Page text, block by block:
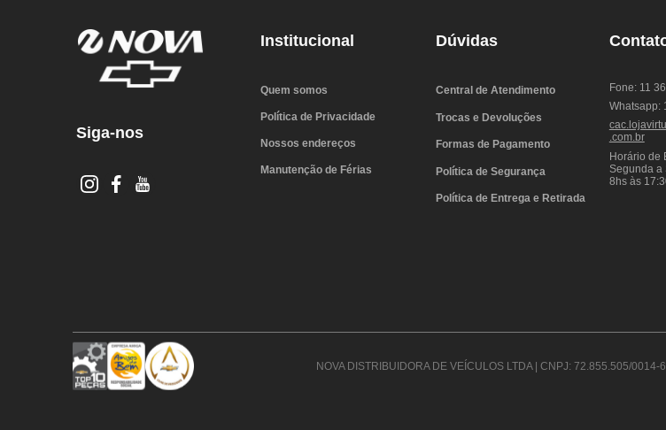
Siga-nos
Institucional
Quem somos
Política de Privacidade
Nossos endereços
Manutenção de Férias
Dúvidas
Central de Atendimento
Trocas e Devoluções
Formas de Pagamento
Política de Segurança
Política de Entrega e Retirada
Fone: 11
Whatsapp:
.com.br
Horário de
Segunda a
8hs às
NOVA DISTRIBUIDORA DE VEÍCULOS LTDA | CNPJ: 72.855.505/